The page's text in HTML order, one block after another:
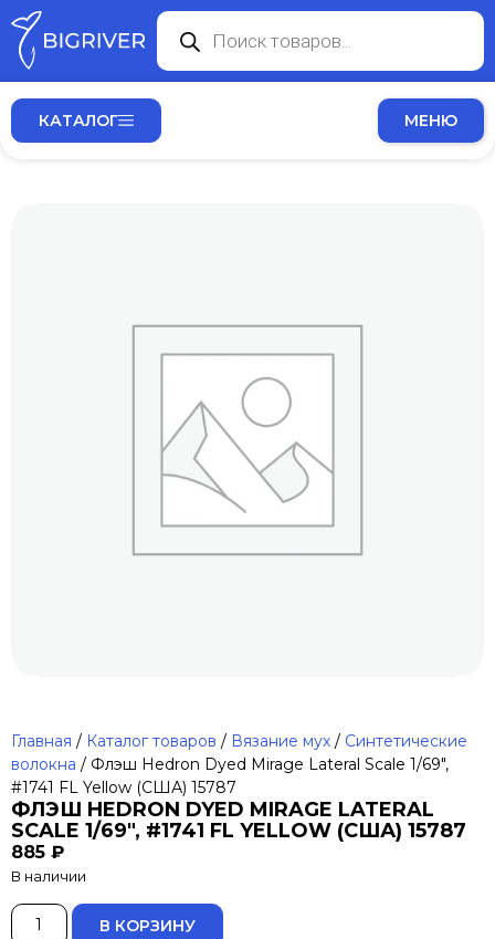
КАТАЛОГ МЕНЮ
Главная / Каталог товаров / Вязание мух / Синтетические
волокна / Флэш Hedron Dyed Mirage Lateral Scale 1/69″,
#1741 FL Yellow (США) 15787
ФЛЭШ HEDRON DYED MIRAGE LATERAL
SCALE 1/69″, #1741 FL YELLOW (США) 15787
885 ₽
В наличии
В КОРЗИНУ ALTERNATIVE: